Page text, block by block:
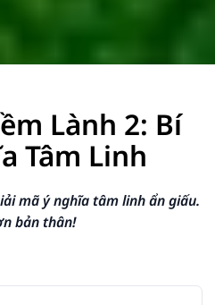
Lành 2: Bí
Tâm Linh
mã ý nghĩa tâm linh ẩn giấu.
bản thân!